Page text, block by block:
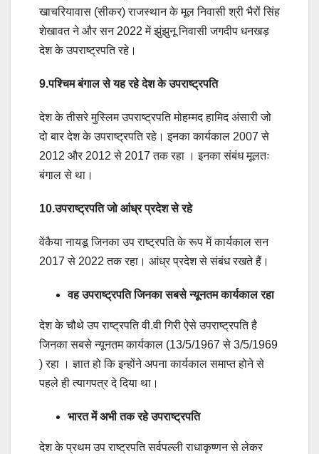
खाचरियावास (सीकर) राजस्थान के मूल निवासी श्री भैरों सिंह
शेखावत ने और सन 2022 में झुंझुनू निवासी जगदीप धनखड़
देश के उपराष्ट्रपति रहे।
9.पश्चिम बंगाल से यह रहे देश के उपराष्ट्रपति
देश के तीसरे मुस्लिम उपराष्ट्रपति मोहम्मद हामिद अंसारी जो
दो बार देश के उपराष्ट्रपति रहे। इनका कार्यकाल 2007 से
2012 और 2012 से 2017 तक रहा । इनका संबंध मूलतः
बंगाल से था।
10.उपराष्ट्रपति जो आंध्र प्रदेश से रहे
वेंकैया नायडू जिनका उप राष्ट्रपति के रूप में कार्यकाल सन
2017 से 2022 तक रहा। आंध्र प्रदेश से संबंध रखते हैं।
वह उपराष्ट्रपति जिनका सबसे न्यूनतम कार्यकाल रहा
देश के चौथे उप राष्ट्रपति वी.वी गिरी ऐसे उपराष्ट्रपति है
जिनका सबसे न्यूनतम कार्यकाल (13/5/1967 से 3/5/1969
) रहा । ज्ञात हो कि इन्होंने अपना कार्यकाल समाप्त होने से
पहले ही त्यागपत्र दे दिया था।
भारत में अभी तक रहे उपराष्ट्रपति
देश के प्रथम उप राष्ट्रपति सर्वपल्ली राधाकृष्णन से लेकर